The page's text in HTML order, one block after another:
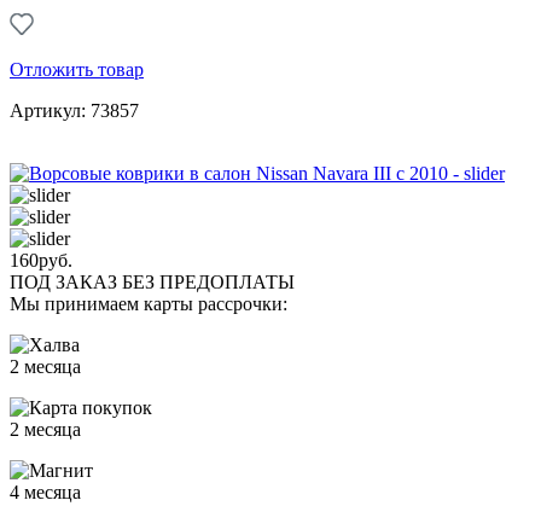
Отложить товар
Артикул: 73857
160руб.
ПОД ЗАКАЗ БЕЗ ПРЕДОПЛАТЫ
Мы принимаем карты рассрочки:
2 месяца
2 месяца
4 месяца